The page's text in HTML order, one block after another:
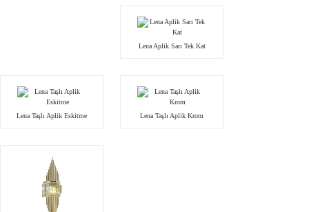
Lena Aplik Sarı Tek Kat
Lena Taşlı Aplik Eskitme Lena Taşlı Aplik Krom